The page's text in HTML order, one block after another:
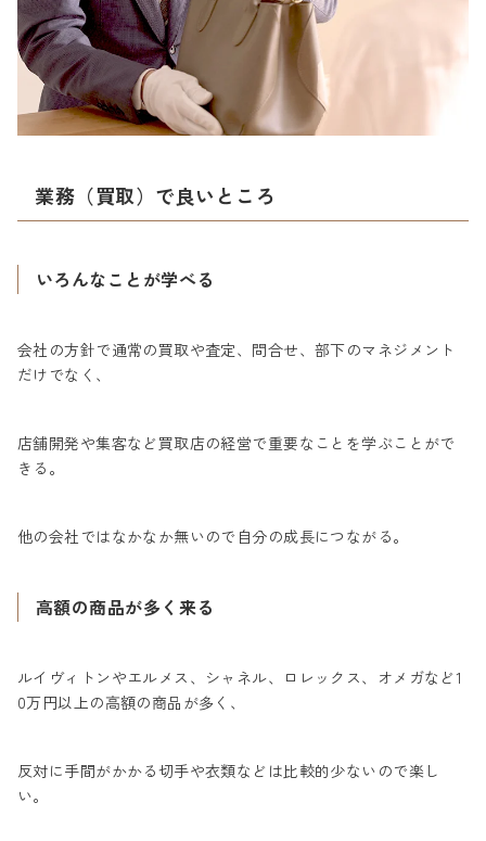
業務（買取）で良いところ
いろんなことが学べる
会社の方針で通常の買取や査定、問合せ、部下のマネジメント
だけでなく、
店舗開発や集客など買取店の経営で重要なことを学ぶことがで
きる。
他の会社ではなかなか無いので自分の成長につながる。
高額の商品が多く来る
ルイヴィトンやエルメス、シャネル、ロレックス、オメガなど1
0万円以上の高額の商品が多く、
反対に手間がかかる切手や衣類などは比較的少ないので楽し
い。